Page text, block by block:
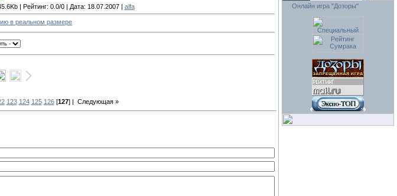
| Рейтинг: 0.0/0 | Дата: 18.07.2007 | alfa
в реальном размере
123 124 125 126[127] | Следующая »
Онлайн игра "Дозоры"